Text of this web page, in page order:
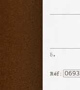
5.
Réf :